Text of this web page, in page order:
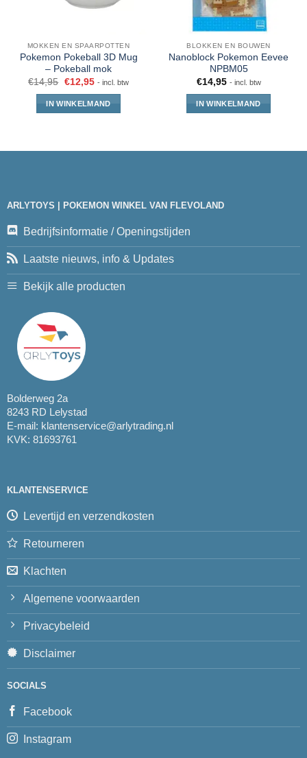
MOKKEN EN SPAARPOTTEN
Pokemon Pokeball 3D Mug
– Pokeball mok
€14,95 €12,95 - incl. btw
IN WINKELMAND
BLOKKEN EN BOUWEN
Nanoblock Pokemon Eevee
NPBM05
€14,95 - incl. btw
IN WINKELMAND
ARLYTOYS | POKEMON WINKEL VAN FLEVOLAND
Bedrijfsinformatie / Openingstijden
Laatste nieuws, info & Updates
Bekijk alle producten
Bolderweg 2a
8243 RD Lelystad
E-mail: klantenservice@arlytrading.nl
KVK: 81693761
KLANTENSERVICE
Levertijd en verzendkosten
Retourneren
Klachten
Algemene voorwaarden
Privacybeleid
Disclaimer
SOCIALS
Facebook
Instagram